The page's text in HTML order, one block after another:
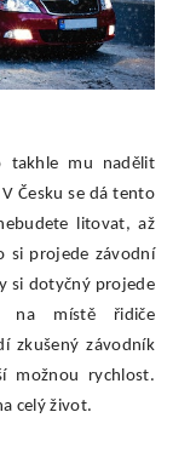
takhle mu nadělit
Česku se dá tento
litovat, až
si projede závodní
si dotyčný projede
na místě řidiče
zkušený závodník
možnou rychlost.
celý život.